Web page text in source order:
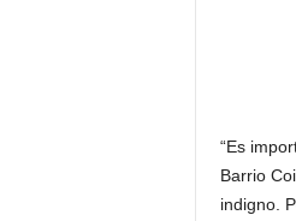
“Es
Barrio
indigno.